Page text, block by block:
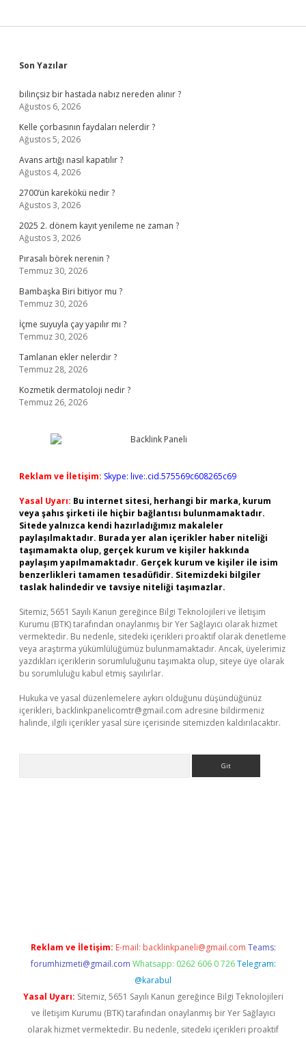
Sidebar
Son Yazılar
bilinçsiz bir hastada nabız nereden alınır ?
Ağustos 6, 2026
Kelle çorbasının faydaları nelerdir ?
Ağustos 5, 2026
Avans artığı nasıl kapatılır ?
Ağustos 4, 2026
2700’ün karekökü nedir ?
Ağustos 3, 2026
2025 2. dönem kayıt yenileme ne zaman ?
Ağustos 3, 2026
Pırasalı börek nerenin ?
Temmuz 30, 2026
Bambaşka Biri bitiyor mu ?
Temmuz 30, 2026
İçme suyuyla çay yapılır mı ?
Temmuz 30, 2026
Tamlanan ekler nelerdir ?
Temmuz 28, 2026
Kozmetik dermatoloji nedir ?
Temmuz 26, 2026
Reklam ve İletişim: Skype: live:.cid.575569c608265c69
Yasal Uyarı: Bu internet sitesi, herhangi bir marka, kurum
veya şahıs şirketi ile hiçbir bağlantısı bulunmamaktadır.
Sitede yalnızca kendi hazırladığımız makaleler
paylaşılmaktadır. Burada yer alan içerikler haber niteliği
taşımamakta olup, gerçek kurum ve kişiler hakkında
paylaşım yapılmamaktadır. Gerçek kurum ve kişiler ile isim
benzerlikleri tamamen tesadüfidir. Sitemizdeki bilgiler
taslak halindedir ve tavsiye niteliği taşımazlar.
Sitemiz, 5651 Sayılı Kanun gereğince Bilgi Teknolojileri ve İletişim
Kurumu (BTK) tarafından onaylanmış bir Yer Sağlayıcı olarak hizmet
vermektedir. Bu nedenle, sitedeki içerikleri proaktif olarak denetleme
veya araştırma yükümlülüğümüz bulunmamaktadır. Ancak, üyelerimiz
yazdıkları içeriklerin sorumluluğunu taşımakta olup, siteye üye olarak
bu sorumluluğu kabul etmiş sayılırlar.
Hukuka ve yasal düzenlemelere aykırı olduğunu düşündüğünüz
içerikleri, backlinkpanelicomtr@gmail.com adresine bildirmeniz
halinde, ilgili içerikler yasal süre içerisinde sitemizden kaldırılacaktır.
Reklam ve İletişim: E-mail: backlinkpaneli@gmail.com Teams:
forumhizmeti@gmail.com Whatsapp: 0262 606 0 726 Telegram:
@karabul
Yasal Uyarı: Sitemiz, 5651 Sayılı Kanun gereğince Bilgi Teknolojileri
ve İletişim Kurumu (BTK) tarafından onaylanmış bir Yer Sağlayıcı
olarak hizmet vermektedir. Bu nedenle, sitedeki içerikleri proaktif